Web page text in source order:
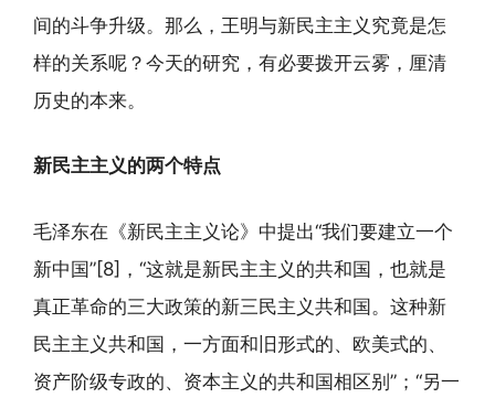
间的斗争升级。那么，王明与新民主主义究竟是怎
样的关系呢？今天的研究，有必要拨开云雾，厘清
历史的本来。
新民主主义的两个特点
毛泽东在《新民主主义论》中提出“我们要建立一个
新中国”[8]，“这就是新民主主义的共和国，也就是
真正革命的三大政策的新三民主义共和国。这种新
民主主义共和国，一方面和旧形式的、欧美式的、
资产阶级专政的、资本主义的共和国相区别”；“另一